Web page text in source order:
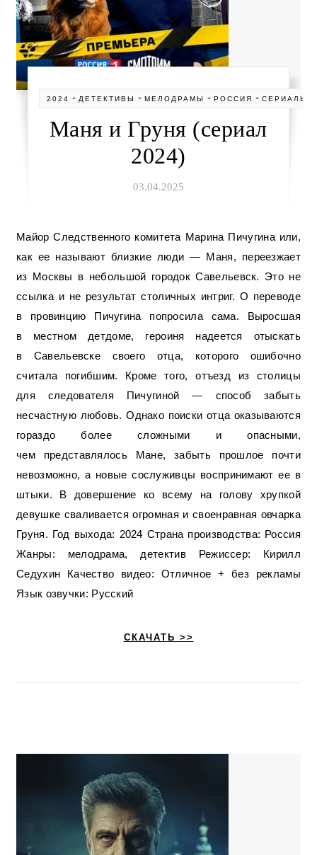
2024 - ДЕТЕКТИВЫ -МЕЛОДРАМЫ -РОССИЯ -СЕРИАЛЫ
Маня и Груня (сериал
2024)
03.04.2025
Майор Следственного комитета Марина Пичугина или,
как ее называют близкие люди — Маня, переезжает
из Москвы в небольшой городок Савельевск. Это не
ссылка и не результат столичных интриг. О переводе
в провинцию Пичугина попросила сама. Выросшая
в местном детдоме, героиня надеется отыскать
в Савельевске своего отца, которого ошибочно
считала погибшим. Кроме того, отъезд из столицы
для следователя Пичугиной — способ забыть
несчастную любовь. Однако поиски отца оказываются
гораздо более сложными и опасными,
чем представлялось Мане, забыть прошлое почти
невозможно, а новые сослуживцы воспринимают ее в
штыки. В довершение ко всему на голову хрупкой
девушке сваливается огромная и своенравная овчарка
Груня. Год выхода: 2024 Страна производства: Россия
Жанры: мелодрама, детектив Режиссер: Кирилл
Седухин Качество видео: Отличное + без рекламы
Язык озвучки: Русский
СКАЧАТЬ >>